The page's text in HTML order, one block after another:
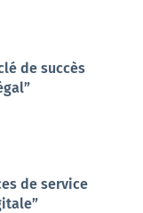
de succès
de service